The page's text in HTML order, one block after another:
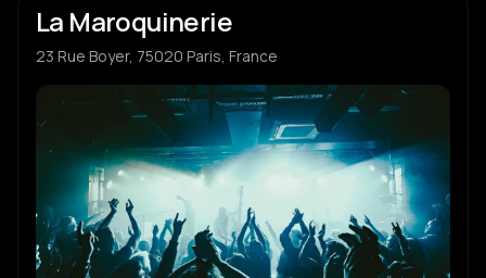
La Maroquinerie
23 Rue Boyer, 75020 Paris, France